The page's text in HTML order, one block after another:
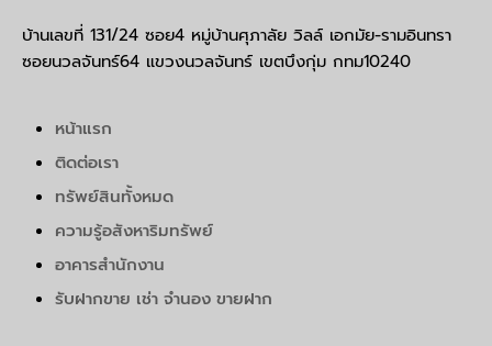
บ้านเลขที่ 131/24 ซอย4 หมู่บ้านศุภาลัย วิลล์ เอกมัย-รามอินทรา
ซอยนวลจันทร์64 แขวงนวลจันทร์ เขตบึงกุ่ม กทม10240
หน้าแรก
ติดต่อเรา
ทรัพย์สินทั้งหมด
ความรู้อสังหาริมทรัพย์
อาคารสำนักงาน
รับฝากขาย เช่า จำนอง ขายฝาก